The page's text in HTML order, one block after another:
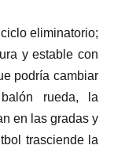
eliminatorio;
y estable con
podría cambiar
rueda, la
en las gradas y
trasciende la